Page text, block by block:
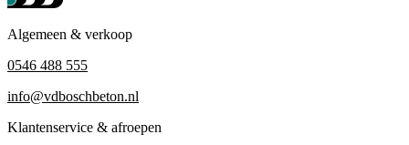
Algemeen & verkoop
0546 488 555
info@vdboschbeton.nl
Klantenservice & afroepen